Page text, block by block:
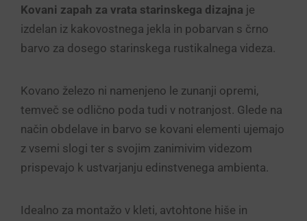
Kovani zapah za vrata starinskega dizajna je
izdelan iz kakovostnega jekla in pobarvan s črno
barvo za dosego starinskega rustikalnega videza.
Kovano železo ni namenjeno le zunanji opremi,
temveč se odlično poda tudi v notranjost. Glede na
način obdelave in barvo se kovani elementi ujemajo
z vsemi slogi ter s svojim zanimivim videzom
prispevajo k ustvarjanju edinstvenega ambienta.
Idealno za montažo v kleti, avtohtone hiše in